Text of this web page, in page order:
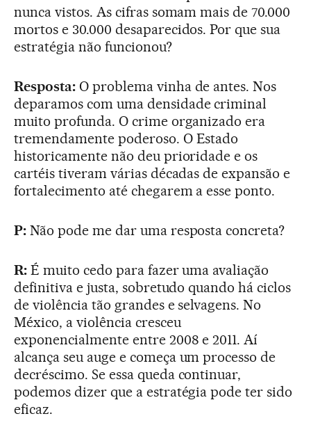
nunca vistos. As cifras somam mais de 70.000
mortos e 30.000 desaparecidos. Por que sua
estratégia não funcionou?
Resposta:O problema vinha de antes. Nos
deparamos com uma densidade criminal
muito profunda. O crime organizado era
tremendamente poderoso. O Estado
historicamente não deu prioridade e os
cartéis tiveram várias décadas de expansão e
fortalecimento até chegarem a esse ponto.
P:Não pode me dar uma resposta concreta?
R:É muito cedo para fazer uma avaliação
definitiva e justa, sobretudo quando há ciclos
de violência tão grandes e selvagens. No
México, a violência cresceu
exponencialmente entre 2008 e 2011. Aí
alcança seu auge e começa um processo de
decréscimo. Se essa queda continuar,
podemos dizer que a estratégia pode ter sido
eficaz.